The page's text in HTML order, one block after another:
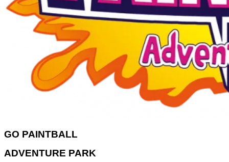
GO PAINTBALL
ADVENTURE PARK